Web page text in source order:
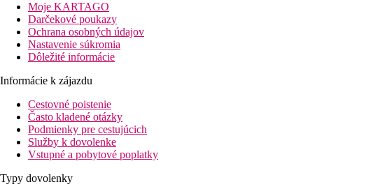
Moje KARTAGO
Darčekové poukazy
Ochrana osobných údajov
Nastavenie súkromia
Dôležité informácie
Informácie k zájazdu
Cestovné poistenie
Často kladené otázky
Podmienky pre cestujúcich
Služby k dovolenke
Vstupné a pobytové poplatky
Typy dovolenky